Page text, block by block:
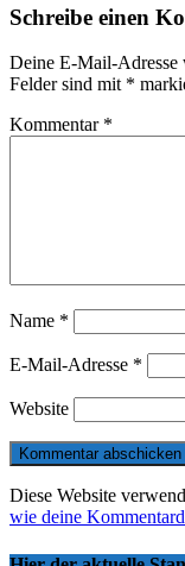
Schreibe einen
Deine E-Mail-
Felder sind mit *
Kommentar *
Name *
E-Mail-Adresse *
Website
Diese Website
wie deine